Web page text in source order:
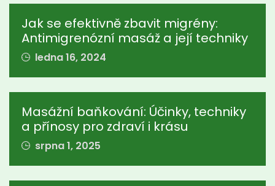
Jak se efektivně zbavit migrény:
Antimigrenózní masáž a její techniky
ledna 16, 2024
Masážní baňkování: Účinky, techniky
a přínosy pro zdraví i krásu
srpna 1, 2025